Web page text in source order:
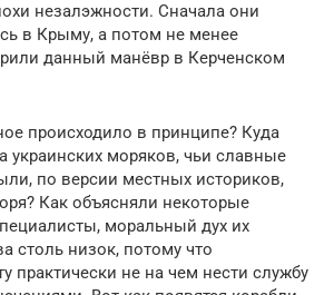
незалэжности. Сначала они
в Крыму, а потом не менее
данный манёвр в Керченском
происходило в принципе? Куда
украинских моряков, чьи славные
по версии местных историков,
Как объясняли некоторые
моральный дух их
столь низок, потому что
практически не на чем нести службу